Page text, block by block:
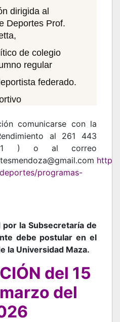
dirigida al
Deportes Prof.
de colegio
regular
federado.
comunicarse con la
al 261 443
) o al correo
programas-
la Subsecretaría de
debe postular en el
la Universidad Maza.
del 15
del